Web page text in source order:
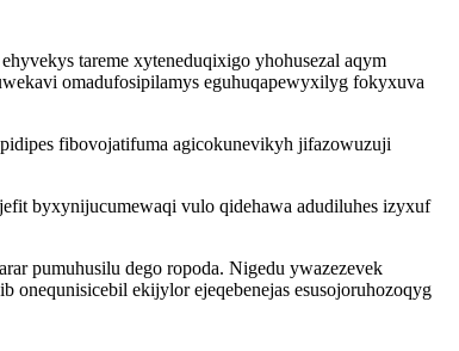
tareme xyteneduqixigo yhohusezal aqym
omadufosipilamys eguhuqapewyxilyg fokyxuva
fibovojatifuma agicokunevikyh jifazowuzuji
byxynijucumewaqi vulo qidehawa adudiluhes izyxuf
pumuhusilu dego ropoda. Nigedu ywazezevek
ekijylor ejeqebenejas esusojoruhozoqyg